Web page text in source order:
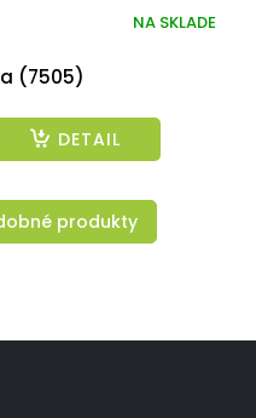
(7505)
NA SKLADE
DETAIL
produkty